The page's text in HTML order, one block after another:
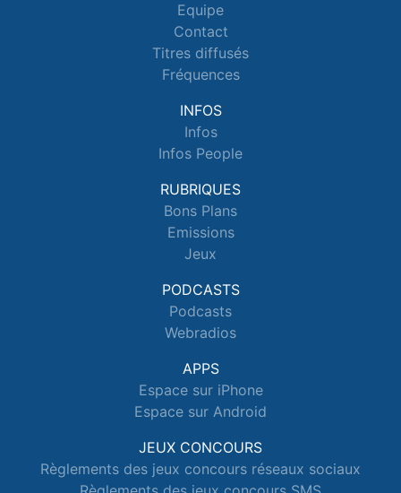
Equipe
Contact
Titres diffusés
Fréquences
INFOS
Infos
Infos People
RUBRIQUES
Bons Plans
Emissions
Jeux
PODCASTS
Podcasts
Webradios
APPS
Espace sur iPhone
Espace sur Android
JEUX CONCOURS
Règlements des jeux concours réseaux sociaux